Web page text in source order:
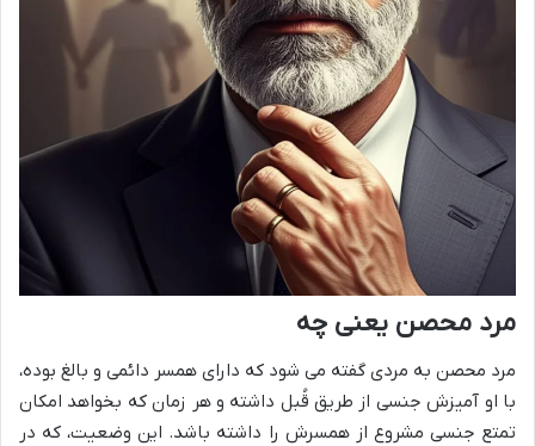
مرد محصن یعنی چه
مرد محصن به مردی گفته می شود که دارای همسر دائمی و بالغ بوده،
با او آمیزش جنسی از طریق قُبل داشته و هر زمان که بخواهد امکان
تمتع جنسی مشروع از همسرش را داشته باشد. این وضعیت، که در